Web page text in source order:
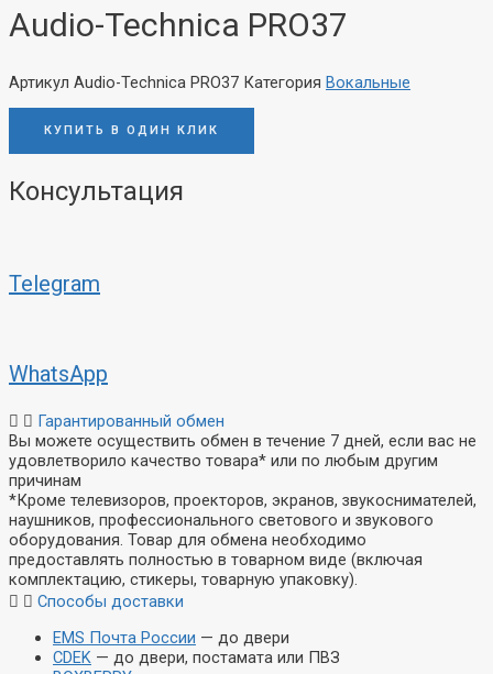
Audio-Technica PRO37
Артикул Audio-Technica PRO37 Категория Вокальные
КУПИТЬ В ОДИН КЛИК
Консультация
Telegram
WhatsApp
Гарантированный обмен
Вы можете осуществить обмен в течение 7 дней, если вас не
удовлетворило качество товара* или по любым другим
причинам
*Кроме телевизоров, проекторов, экранов, звукоснимателей,
наушников, профессионального светового и звукового
оборудования. Товар для обмена необходимо
предоставлять полностью в товарном виде (включая
комплектацию, стикеры, товарную упаковку).
Способы доставки
EMS Почта России — до двери
CDEK — до двери, постамата или ПВЗ